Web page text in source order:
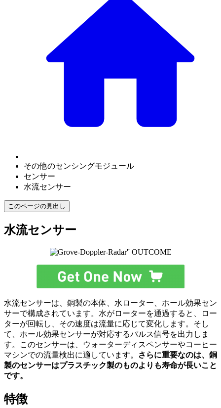
その他のセンシングモジュール
センサー
水流センサー
このページの見出し
水流センサー
水流センサーは、銅製の本体、水ローター、ホール効果セン
サーで構成されています。水がローターを通過すると、ロー
ターが回転し、その速度は流量に応じて変化します。そし
て、ホール効果センサーが対応するパルス信号を出力しま
す。このセンサーは、ウォーターディスペンサーやコーヒー
マシンでの流量検出に適しています。
さらに重要なのは、銅
製のセンサーはプラスチック製のものよりも寿命が長いこと
です。
特徴